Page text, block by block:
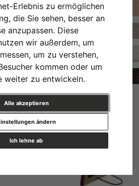
Erlebnis zu ermöglichen
die Sie sehen, besser an
anzupassen. Diese
wir außerdem, um
um zu verstehen,
kommen oder um
weiter zu entwickeln.
Alle akzeptieren
Ich lehne ab
ändern